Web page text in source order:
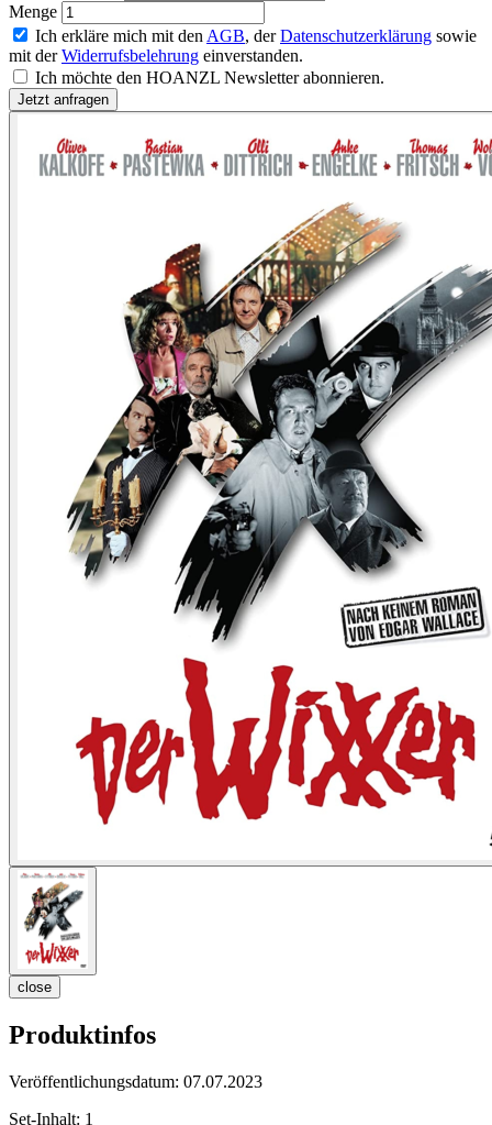
Menge
Ich erkläre mich mit den AGB, derDatenschutzerklärung sowie
mit derWiderrufsbelehrung einverstanden.
Ich möchte den HOANZL Newsletter abonnieren.
close
Produktinfos
Veröffentlichungsdatum: 07.07.2023
Set-Inhalt: 1